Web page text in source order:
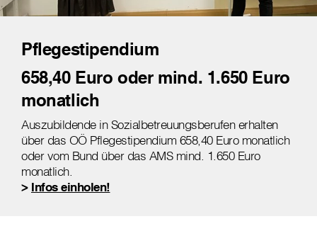
Pflegestipendium
658,40 Euro oder mind. 1.650 Euro
monatlich
Auszubildende in Sozialbetreuungsberufen erhalten
über das OÖ Pflegestipendium 658,40 Euro monatlich
oder vom Bund über das AMS mind. 1.650 Euro
monatlich.
> Infos einholen!